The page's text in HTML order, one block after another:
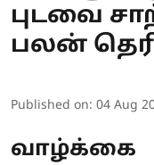
புடவை
பலன்
Published on: 04 Aug
வாழ்க்கை